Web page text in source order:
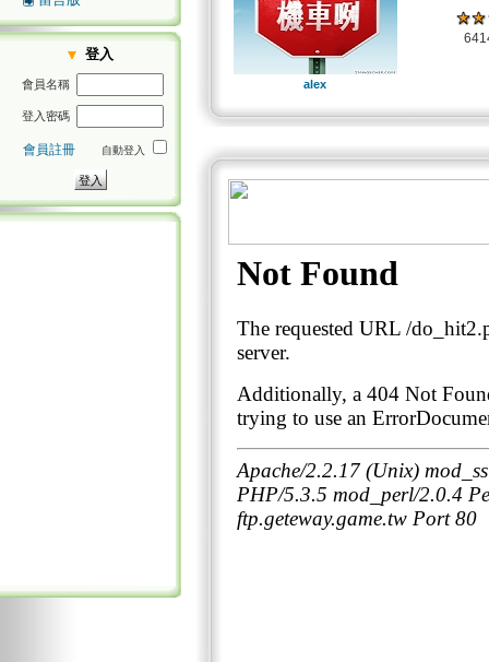
登入
會員名稱
登入密碼
會員註冊 自動登入
alex